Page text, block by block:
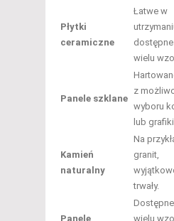
Płytki
ceramiczne
Łatwe w
wielu
Panele szklane
z
wyboru
lub grafiki.
Kamień
naturalny
Na
granit,
trwały.
Panele
wielu